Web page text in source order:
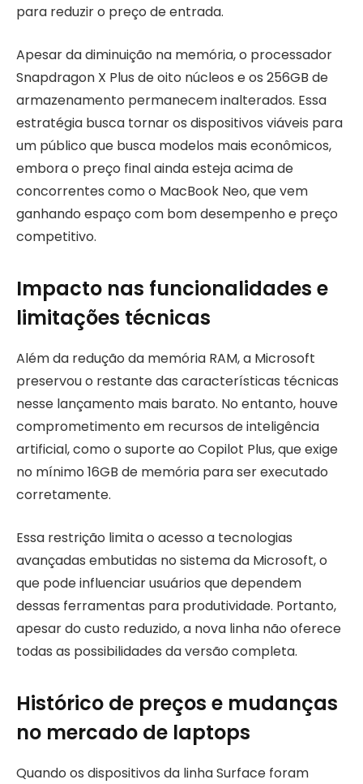
para reduzir o preço de entrada.
Apesar da diminuição na memória, o processador
Snapdragon X Plus de oito núcleos e os 256GB de
armazenamento permanecem inalterados. Essa
estratégia busca tornar os dispositivos viáveis para
um público que busca modelos mais econômicos,
embora o preço final ainda esteja acima de
concorrentes como o MacBook Neo, que vem
ganhando espaço com bom desempenho e preço
competitivo.
Impacto nas funcionalidades e
limitações técnicas
Além da redução da memória RAM, a Microsoft
preservou o restante das características técnicas
nesse lançamento mais barato. No entanto, houve
comprometimento em recursos de inteligência
artificial, como o suporte ao Copilot Plus, que exige
no mínimo 16GB de memória para ser executado
corretamente.
Essa restrição limita o acesso a tecnologias
avançadas embutidas no sistema da Microsoft, o
que pode influenciar usuários que dependem
dessas ferramentas para produtividade. Portanto,
apesar do custo reduzido, a nova linha não oferece
todas as possibilidades da versão completa.
Histórico de preços e mudanças
no mercado de laptops
Quando os dispositivos da linha Surface foram